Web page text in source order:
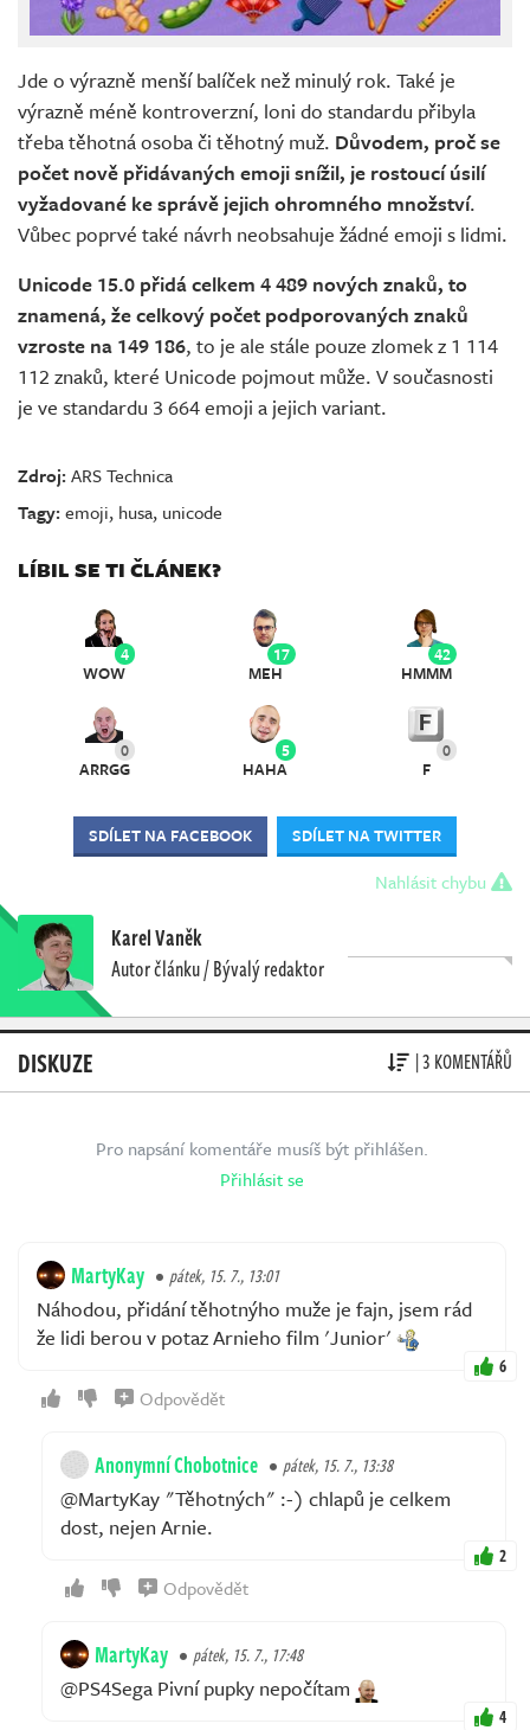
Jde o výrazně menší balíček než minulý rok. Také je
výrazně méně kontroverzní, loni do standardu přibyla
třeba těhotná osoba či těhotný muž. Důvodem, proč se
počet nově přidávaných emoji snížil, je rostoucí úsilí
vyžadované ke správě jejich ohromného množství.
Vůbec poprvé také návrh neobsahuje žádné emoji s lidmi.
Unicode 15.0 přidá celkem 4 489 nových znaků, to
znamená, že celkový počet podporovaných znaků
vzroste na 149 186, to je ale stále pouze zlomek z 1 114
112 znaků, které Unicode pojmout může. V současnosti
je ve standardu 3 664 emoji a jejich variant.
Zdroj:ARS Technica
Tagy:emoji, husa, unicode
LÍBIL SE TI ČLÁNEK?
4
WOW
17
MEH
42
HMMM
0
ARRGG
5
HAHA
0
F
SDÍLET NA FACEBOOK SDÍLET NA TWITTER
Nahlásit chybu
Karel Vaněk
Autor článku / Bývalý redaktor
DISKUZE | 3 KOMENTÁŘŮ
Pro napsání komentáře musíš být přihlášen.
Přihlásit se
MartyKay pátek, 15. 7., 13:01
Náhodou, přidání těhotnýho muže je fajn, jsem rád
že lidi berou v potaz Arnieho film 'Junior'
6
Odpovědět
Anonymní Chobotnice pátek, 15. 7., 13:38
@MartyKay "Těhotných" :-) chlapů je celkem
dost, nejen Arnie.
2
Odpovědět
MartyKay pátek, 15. 7., 17:48
@PS4Sega Pivní pupky nepočítam
4